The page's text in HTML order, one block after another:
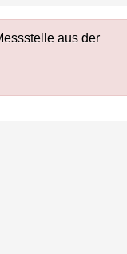
aus der